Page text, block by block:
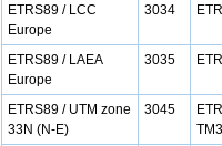
ETRS89 / LCC
Europe
3034
ETRS89 / LAEA
Europe
3035
ETRS89 / UTM zone
33N (N-E)
3045